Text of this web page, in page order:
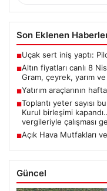
Son Eklenen
■Uçak sert iniş yaptı:
■Altın fiyatları canlı 8
Gram, çeyrek, yarım ve
■Yatırım araçlarının
■Toplantı yeter sayısı
Kurul birleşimi
vergileriyle çalışması
■Açık Hava Mutfakları
Güncel